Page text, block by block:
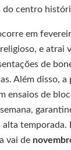
do centro
em
e atrai
de
Além disso, a
ensaios de
temporada.
vai de